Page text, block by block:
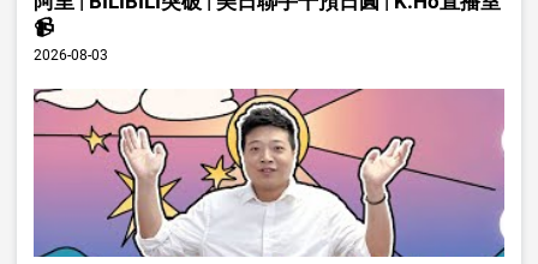
📹
2026-08-03